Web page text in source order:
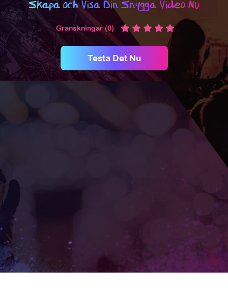
Skapa och Visa Din Snygga Video Nu
Granskningar (0)
Testa Det Nu